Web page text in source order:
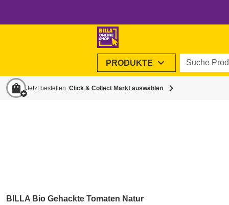
PRODUKTE expand_more Suche
shopping_bag Jetzt bestellen: Click & Collect Markt auswählen chevron_right
BILLA Bio Gehackte Tomaten Natur